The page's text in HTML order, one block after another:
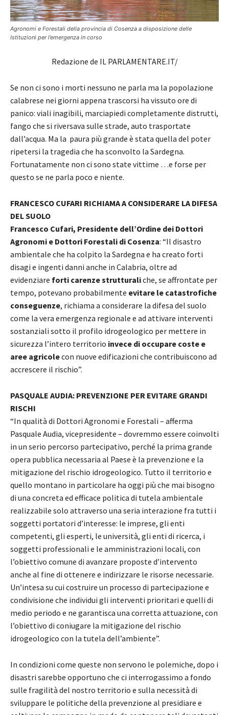
Agronomi e Forestali della provincia di Cosenza a disposizione delle
Istituzioni per l’emergenza in corso
Redazione de IL PARLAMENTARE.IT/
Se non ci sono i morti nessuno ne parla ma la popolazione
calabrese nei giorni appena trascorsi ha vissuto ore di
panico: viali inagibili, marciapiedi completamente distrutti,
fango che si riversava sulle strade, auto trasportate
dall’acqua. Ma la paura più grande è stata quella del poter
ripetersi la tragedia che ha sconvolto la Sardegna.
Fortunatamente non ci sono state vittime …e forse per
questo se ne parla poco e niente.
FRANCESCO CUFARI RICHIAMA A CONSIDERARE LA DIFESA
DEL SUOLO
Francesco Cufari, Presidente dell’Ordine dei Dottori
Agronomi e Dottori Forestali di Cosenza: “Il disastro
ambientale che ha colpito la Sardegna e ha creato forti
disagi e ingenti danni anche in Calabria, oltre ad
evidenziare forti carenze strutturaliche, se affrontate per
tempo, potevano probabilmente evitare le catastrofiche
conseguenze, richiama a considerare la difesa del suolo
come la vera emergenza regionale e ad attivare interventi
sostanziali sotto il profilo idrogeologico per mettere in
sicurezza l’intero territorio invece di occupare coste e
aree agricolecon nuove edificazioni che contribuiscono ad
accrescere il rischio”.
PASQUALE AUDIA: PREVENZIONE PER EVITARE GRANDI
RISCHI
“In qualità di Dottori Agronomi e Forestali – afferma
Pasquale Audia, vicepresidente – dovremmo essere coinvolti
in un serio percorso partecipativo, perché la prima grande
opera pubblica necessaria al Paese è la prevenzione e la
mitigazione del rischio idrogeologico. Tutto il territorio e
quello montano in particolare ha oggi più che mai bisogno
di una concreta ed efficace politica di tutela ambientale
realizzabile solo attraverso una seria interazione fra tutti i
soggetti portatori d’interesse: le imprese, gli enti
competenti, gli esperti, le università, gli enti di ricerca, i
soggetti professionali e le amministrazioni locali, con
l’obiettivo comune di avanzare proposte d’intervento
anche al fine di ottenere e indirizzare le risorse necessarie.
Un’intesa su cui costruire un processo di partecipazione e
condivisione che individui gli interventi prioritari e quelli di
medio periodo e ne garantisca una corretta attuazione, con
l’obiettivo di coniugare la mitigazione del rischio
idrogeologico con la tutela dell’ambiente”.
In condizioni come queste non servono le polemiche, dopo i
disastri sarebbe opportuno che ci interrogassimo a fondo
sulle fragilità del nostro territorio e sulla necessità di
sviluppare le politiche della prevenzione al presidiare e